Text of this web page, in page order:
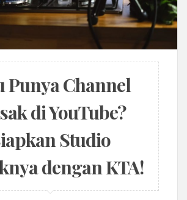
Punya Channel
di YouTube?
Studio
dengan KTA!